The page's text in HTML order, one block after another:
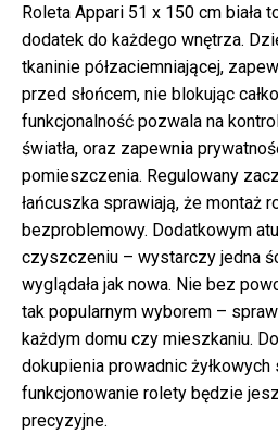
Roleta Appari 51 x 150 cm biała
dodatek do każdego wnętrza.
tkaninie półzaciemniającej,
przed słońcem, nie blokując
funkcjonalność pozwala na
światła, oraz zapewnia
pomieszczenia. Regulowany
łańcuszka sprawiają, że montaż
bezproblemowy. Dodatkowym
czyszczeniu – wystarczy jedna
wyglądała jak nowa. Nie bez
tak popularnym wyborem –
każdym domu czy mieszkaniu.
dokupienia prowadnic żyłkowych
funkcjonowanie rolety będzie
precyzyjne.